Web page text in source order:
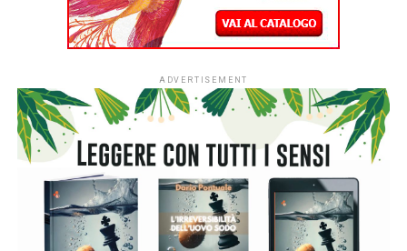
arriverà su Prime Video il 24 febbraio, con
Christoph Waltz, vincitore di due premi Oscar, come attore
principale. La casa editrice toscana, rilevata da Manlio
Maggioli e diretta da Alessandro Bacci, ha intrapreso
l’importante opera di traduzione di questo scrittore finora
sconosciuto in Italia. DopoThe revelation
, questo nuovo
titolo e altri ne arriveranno.
Siete pronti per una storia piena di suspense e intrighi?